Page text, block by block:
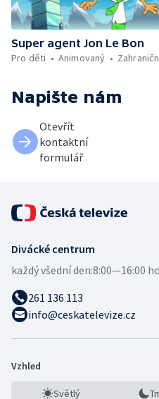
Super agent Jon Le Bon
Pro děti
Animovaný
Napište nám
Otevřít
kontaktní
formulář
Divácké centrum
každý všední den:8:00—16:00
261 136 113
info@ceskatelevize.cz
Vzhled
Světlý